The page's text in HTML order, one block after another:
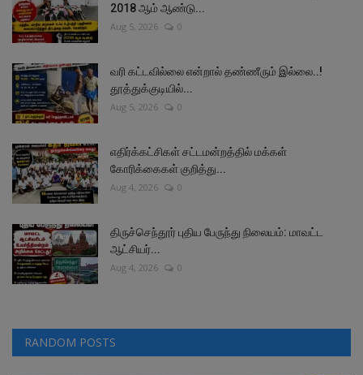
2018 ஆம் ஆண்டு...
Aug 5, 2026 0
வரி கட்டவில்லை என்றால் தண்ணீரும் இல்லை..!
தூத்துக்குடியில்...
Aug 5, 2026 0
எதிர்க்கட்சிகள் சட்டமன்றத்தில் மக்கள்
கோரிக்கைகள் குறித்து...
Aug 4, 2026 0
திருச்செந்தூர் புதிய பேருந்து நிலையம்: மாவட்ட
ஆட்சியர்...
Aug 4, 2026 0
RANDOM POSTS